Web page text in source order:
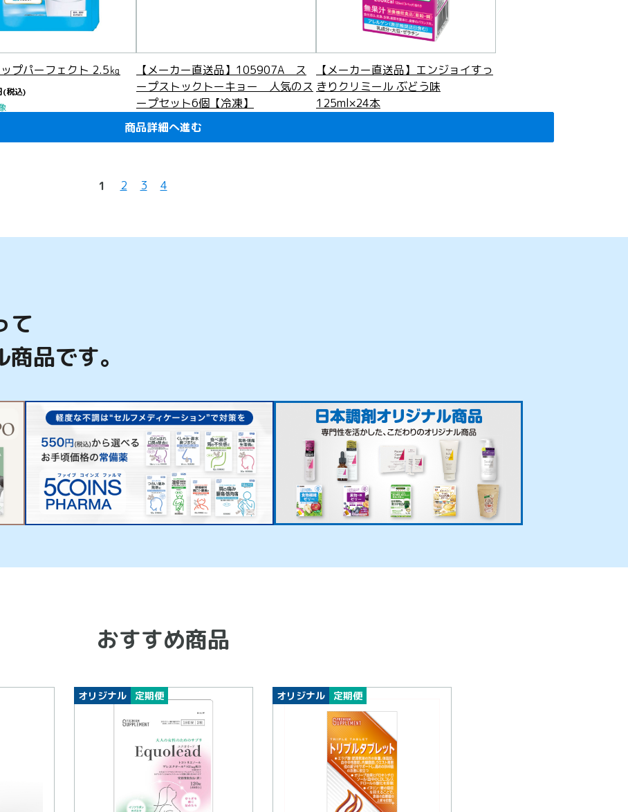
商品詳細へ進む
商品詳細へ進む
商品詳細へ進む
商品詳細へ進む
商品詳細へ進む
商品詳細へ進む
商品詳細へ進む
商品詳細へ進む
商品詳細へ進む
商品詳細へ進む
商品詳細へ進む
商品詳細へ進む
商品詳細へ進む
商品詳細へ進む
商品詳細へ進む
商品詳細へ進む
商品詳細へ進む
プパーフェクト 2.5㎏
(税込)
商品詳細へ進む
【メーカー直送品】105907A ス
ープストックトーキョー 人気のス
ープセット6個【冷凍】
5,160円
(税込)
軽減税率対象
商品詳細へ進む
【メーカー直送品】エンジョイすっ
きりクリミール ぶどう味
125ml×24本
商品詳細へ進む
1 2 3 4
て
品です。
おすすめ商品
オリジナル 定期便 オリジナル 定期便